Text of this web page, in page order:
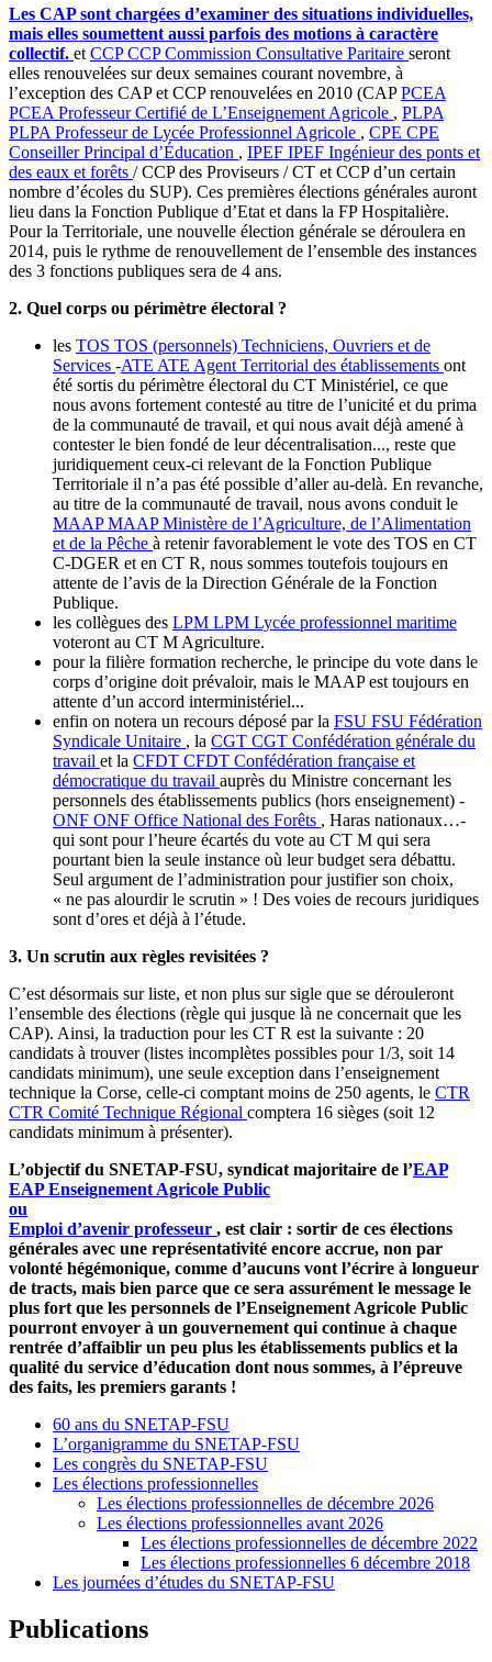
Les CAP sont chargées d’examiner des situations individuelles,
mais elles soumettent aussi parfois des motions à caractère
collectif. et CCP CCP Commission Consultative Paritaire seront
elles renouvelées sur deux semaines courant novembre, à
l’exception des CAP et CCP renouvelées en 2010 (CAPPCEA
PCEA Professeur Certifié de L’Enseignement Agricole , PLPA
PLPA Professeur de Lycée Professionnel Agricole , CPE CPE
Conseiller Principal d’Éducation , IPEF IPEF Ingénieur des ponts et
des eaux et forêts / CCP des Proviseurs / CT et CCP d’un certain
nombre d’écoles du SUP). Ces premières élections générales auront
lieu dans la Fonction Publique d’Etat et dans la FP Hospitalière.
Pour la Territoriale, une nouvelle élection générale se déroulera en
2014, puis le rythme de renouvellement de l’ensemble des instances
des 3 fonctions publiques sera de 4 ans.
2. Quel corps ou périmètre électoral ?
les TOS TOS (personnels) Techniciens, Ouvriers et de
Services -ATE ATE Agent Territorial des établissements ont
été sortis du périmètre électoral du CT Ministériel, ce que
nous avons fortement contesté au titre de l’unicité et du prima
de la communauté de travail, et qui nous avait déjà amené à
contester le bien fondé de leur décentralisation..., reste que
juridiquement ceux-ci relevant de la Fonction Publique
Territoriale il n’a pas été possible d’aller au-delà. En revanche,
au titre de la communauté de travail, nous avons conduit le
MAAP MAAP Ministère de l’Agriculture, de l’Alimentation
et de la Pêche à retenir favorablement le vote des TOS en CT
C-DGER et en CT R, nous sommes toutefois toujours en
attente de l’avis de la Direction Générale de la Fonction
Publique.
les collègues des LPM LPM Lycée professionnel maritime
voteront au CT M Agriculture.
pour la filière formation recherche, le principe du vote dans le
corps d’origine doit prévaloir, mais le MAAP est toujours en
attente d’un accord interministériel...
enfin on notera un recours déposé par la FSU FSU Fédération
Syndicale Unitaire , la CGT CGT Confédération générale du
travail et la CFDT CFDT Confédération française et
démocratique du travail auprès du Ministre concernant les
personnels des établissements publics (hors enseignement) -
ONF ONF Office National des Forêts , Haras nationaux…-
qui sont pour l’heure écartés du vote au CT M qui sera
pourtant bien la seule instance où leur budget sera débattu.
Seul argument de l’administration pour justifier son choix,
« ne pas alourdir le scrutin » ! Des voies de recours juridiques
sont d’ores et déjà à l’étude.
3. Un scrutin aux règles revisitées ?
C’est désormais sur liste, et non plus sur sigle que se dérouleront
l’ensemble des élections (règle qui jusque là ne concernait que les
CAP). Ainsi, la traduction pour les CT R est la suivante : 20
candidats à trouver (listes incomplètes possibles pour 1/3, soit 14
candidats minimum), une seule exception dans l’enseignement
technique la Corse, celle-ci comptant moins de 250 agents, le CTR
CTR Comité Technique Régional comptera 16 sièges (soit 12
candidats minimum à présenter).
L’objectif du SNETAP-FSU, syndicat majoritaire de l’EAP
EAP Enseignement Agricole Public
ou
Emploi d’avenir professeur , est clair : sortir de ces élections
générales avec une représentativité encore accrue, non par
volonté hégémonique, comme d’aucuns vont l’écrire à longueur
de tracts, mais bien parce que ce sera assurément le message le
plus fort que les personnels de l’Enseignement Agricole Public
pourront envoyer à un gouvernement qui continue à chaque
rentrée d’affaiblir un peu plus les établissements publics et la
qualité du service d’éducation dont nous sommes, à l’épreuve
des faits, les premiers garants !
60 ans du SNETAP-FSU
L’organigramme du SNETAP-FSU
Les congrès du SNETAP-FSU
Les élections professionnelles
Les élections professionnelles de décembre 2026
Les élections professionnelles avant 2026
Les élections professionnelles de décembre 2022
Les élections professionnelles 6 décembre 2018
Les journées d’études du SNETAP-FSU
Publications